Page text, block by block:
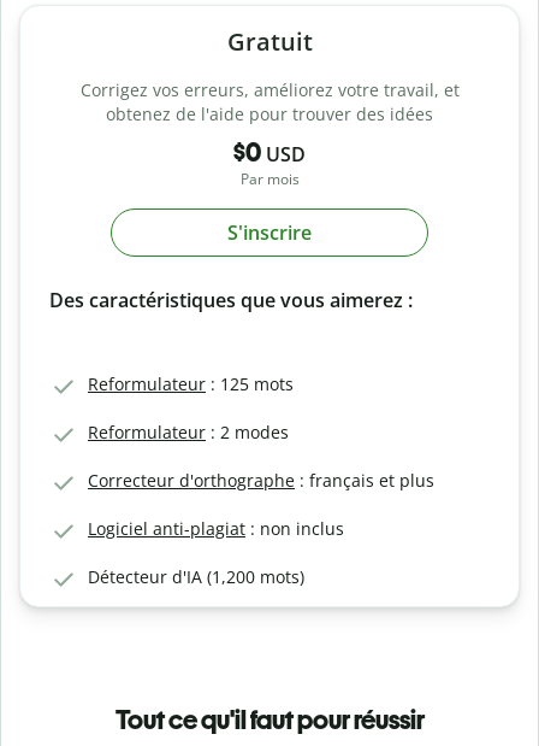
Gratuit
Corrigez vos erreurs, améliorez votre travail, et
obtenez de l'aide pour trouver des idées
$0 USD
Par mois
S'inscrire
Des caractéristiques que vous aimerez :
Reformulateur : 125 mots
Reformulateur : 2 modes
Correcteur d'orthographe : français et plus
Logiciel anti-plagiat : non inclus
Détecteur d'IA (1,200 mots)
Tout ce qu'il faut pour réussir